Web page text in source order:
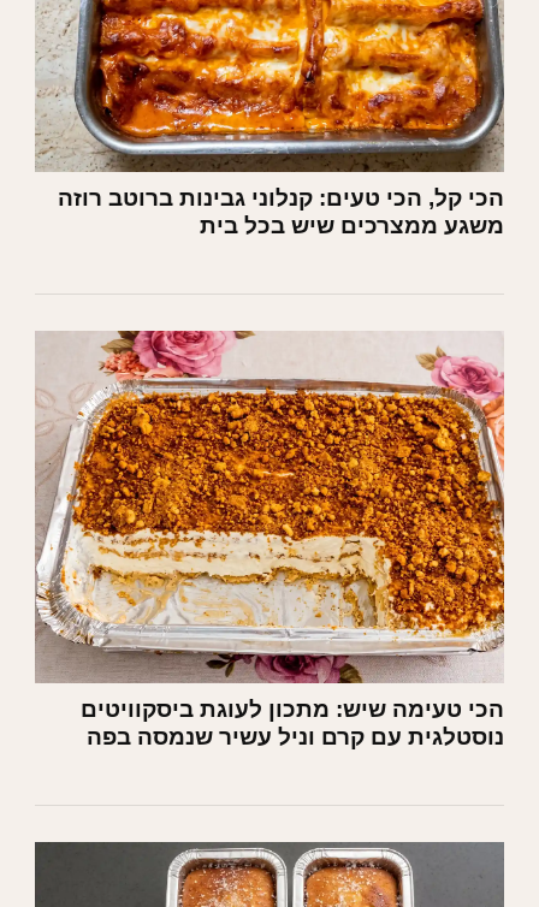
הכי קל, הכי טעים: קנלוני גבינות ברוטב רוזה
משגע ממצרכים שיש בכל בית
הכי טעימה שיש: מתכון לעוגת ביסקוויטים
נוסטלגית עם קרם וניל עשיר שנמסה בפה